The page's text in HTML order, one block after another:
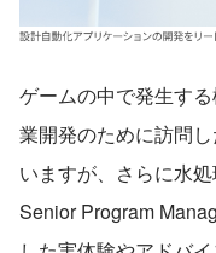
ゲームの中で発生す
業開発のために訪問
いますが、さらに水
Senior Program